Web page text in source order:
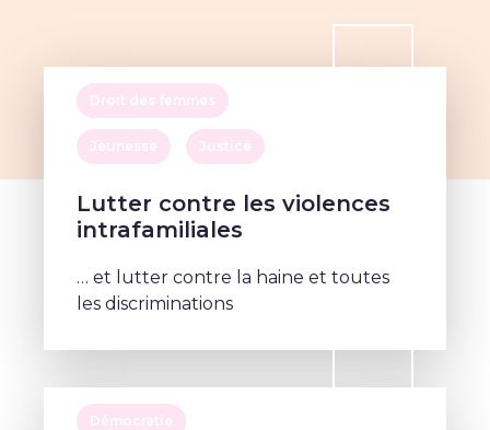
Droit des femmes
Jeunesse Justice
Lutter contre les violences
intrafamiliales
… et lutter contre la haine et toutes
les discriminations
Démocratie